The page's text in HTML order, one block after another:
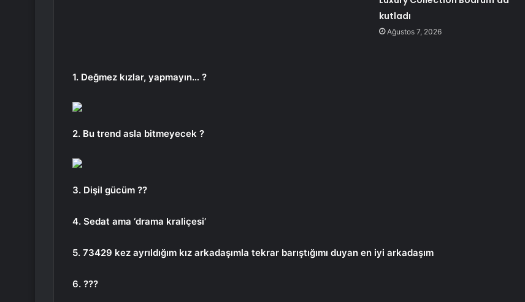
kutladı
Ağustos 7, 2026
1. Değmez kızlar, yapmayın… ?
2. Bu trend asla bitmeyecek ?
3. Dişil gücüm ??
4. Sedat ama ‘drama kraliçesi’
5. 73429 kez ayrıldığım kız arkadaşımla tekrar barıştığımı duyan en iyi arkadaşım
6. ???